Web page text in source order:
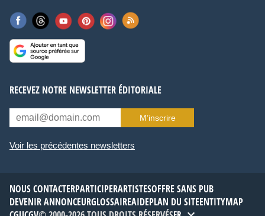
RECEVEZ NOTRE NEWSLETTER ÉDITORIALE
M’inscrire
Voir les précédentes newsletters
NOUS CONTACTERPARTICIPERARTISTESOFFRE SANS PUB
DEVENIR ANNONCEURGLOSSAIREAIDEPLAN DU SITEENTITYMAP